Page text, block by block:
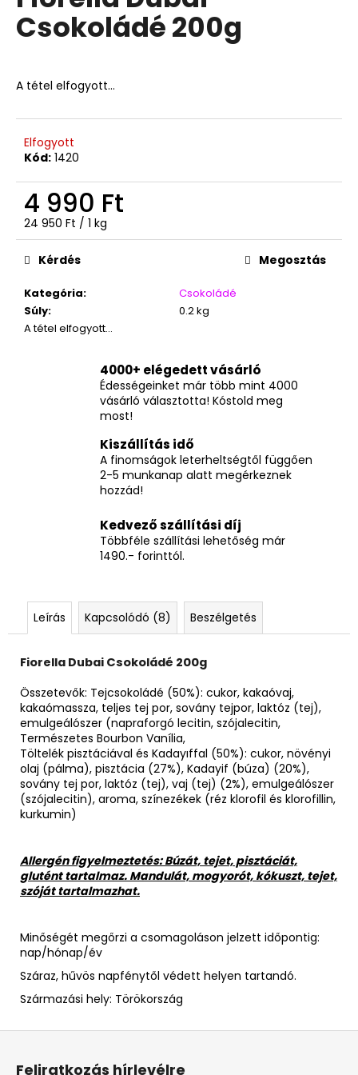
5-
ből
Csokoládé 200g
A tétel elfogyott…
Elfogyott
Kód: 1420
4 990 Ft
Egységár:
24 950 Ft / 1 kg
Kategória:
Csokoládé
Súly:
0.2 kg
A tétel elfogyott…
Kérdés Megosztás
4000+ elégedett vásárló
Édességeinket már több mint 4000
vásárló választotta! Kóstold meg
most!
Kiszállítás idő
A finomságok leterheltségtől függően
2-5 munkanap alatt megérkeznek
hozzád!
Kedvező szállítási díj
Többféle szállítási lehetőség már
1490.- forinttól.
Leírás Kapcsolódó (8) Beszélgetés
Fiorella Dubai Csokoládé 200g
Összetevők: Tejcsokoládé (50%): cukor, kakaóvaj,
kakaómassza, teljes tej por, sovány tejpor, laktóz (tej),
emulgeálószer (napraforgó lecitin, szójalecitin,
Természetes Bourbon Vanília,
Töltelék pisztáciával és Kadayıffal (50%): cukor, növényi
olaj (pálma), pisztácia (27%), Kadayif (búza) (20%),
sovány tej por, laktóz (tej), vaj (tej) (2%), emulgeálószer
(szójalecitin), aroma, színezékek (réz klorofil és klorofillin,
kurkumin)
Allergén figyelmeztetés: Búzát, tejet, pisztáciát,
glutént tartalmaz. Mandulát, mogyorót, kókuszt, tejet,
szóját tartalmazhat.
Minőségét megőrzi a csomagoláson jelzett időpontig:
nap/hónap/év
Száraz, hűvös napfénytől védett helyen tartandó.
Származási hely: Törökország
á
l
u
TOP
WAFERS
KAKAÓ-
RUM
NÁPOLYI
900G
490
Feliratkozás hírlevélre